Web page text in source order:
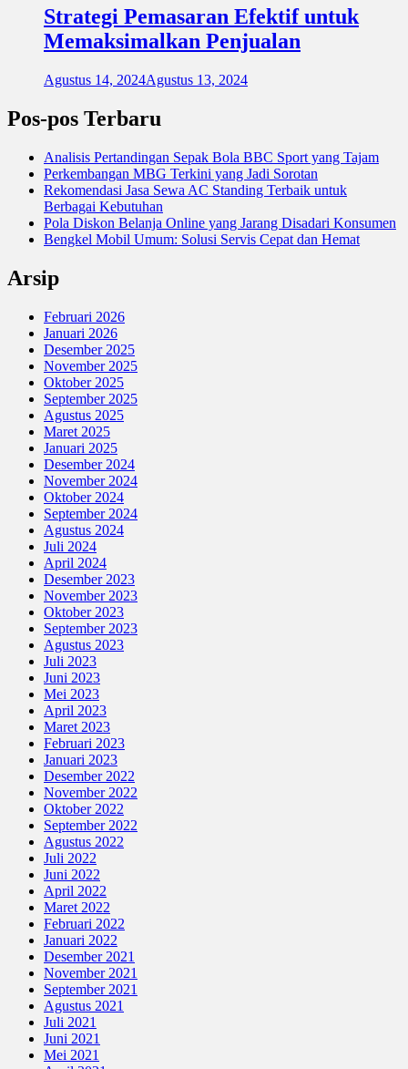
Strategi Pemasaran Efektif untuk
Memaksimalkan Penjualan
Agustus 14, 2024Agustus 13, 2024
Pos-pos Terbaru
Analisis Pertandingan Sepak Bola BBC Sport yang Tajam
Perkembangan MBG Terkini yang Jadi Sorotan
Rekomendasi Jasa Sewa AC Standing Terbaik untuk
Berbagai Kebutuhan
Pola Diskon Belanja Online yang Jarang Disadari Konsumen
Bengkel Mobil Umum: Solusi Servis Cepat dan Hemat
Arsip
Februari 2026
Januari 2026
Desember 2025
November 2025
Oktober 2025
September 2025
Agustus 2025
Maret 2025
Januari 2025
Desember 2024
November 2024
Oktober 2024
September 2024
Agustus 2024
Juli 2024
April 2024
Desember 2023
November 2023
Oktober 2023
September 2023
Agustus 2023
Juli 2023
Juni 2023
Mei 2023
April 2023
Maret 2023
Februari 2023
Januari 2023
Desember 2022
November 2022
Oktober 2022
September 2022
Agustus 2022
Juli 2022
Juni 2022
April 2022
Maret 2022
Februari 2022
Januari 2022
Desember 2021
November 2021
September 2021
Agustus 2021
Juli 2021
Juni 2021
Mei 2021